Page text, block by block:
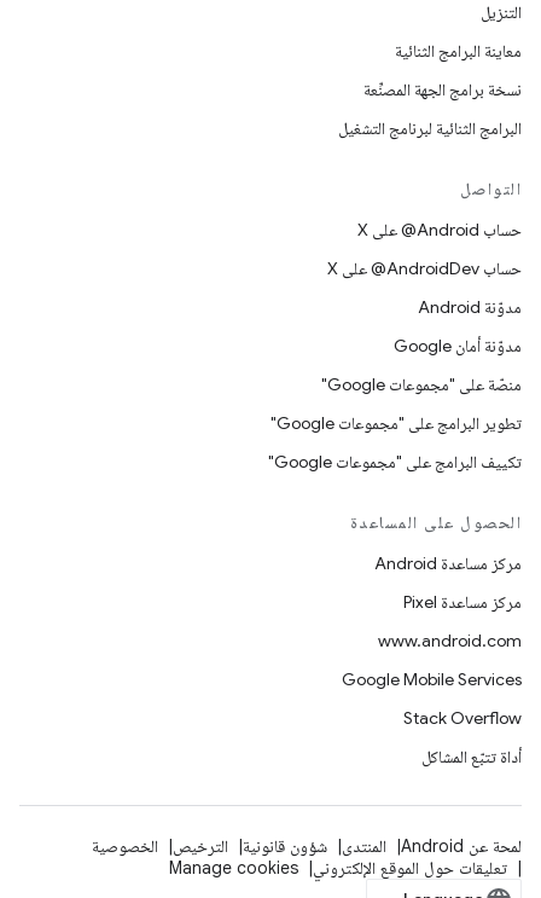
التنزيل
معاينة البرامج الثنائية
نسخة برامج الجهة المصنِّعة
البرامج الثنائية لبرنامج التشغيل
التواصل
حساب ‎@Android على X
حساب ‎@AndroidDev على X
مدوّنة Android
مدوّنة أمان Google
منصّة على "مجموعات Google"
تطوير البرامج على "مجموعات Google"
تكييف البرامج على "مجموعات Google"
الحصول على المساعدة
مركز مساعدة Android
مركز مساعدة Pixel
www.android.com
Google Mobile Services
Stack Overflow
أداة تتبّع المشاكل
لمحة عن Android المنتدى شؤون قانونية الترخيص
الخصوصية
تعليقات حول الموقع الإلكتروني
Manage cookies